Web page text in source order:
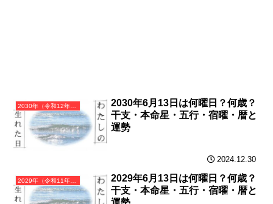
2030年（令和12年）庚戌（かのえいぬ）・戌年（いぬ年）カレンダー（月曜はじまり）
2030年6月13日は何曜日？何歳？
干支・本命星・五行・宿曜・暦と
運勢
2024.12.30
2029年（令和11年）己酉（つちのととり）・酉年（とり年）カレンダー（月曜はじまり）
2029年6月13日は何曜日？何歳？
干支・本命星・五行・宿曜・暦と